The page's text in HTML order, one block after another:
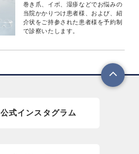
巻き爪、イボ、湿疹などでお悩みの
当院かかりつけ患者様、および、紹
介状をご持参された患者様を予約制
で診察いたします。
公式インスタグラム